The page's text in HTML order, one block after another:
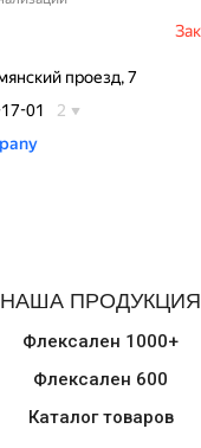
НАША ПРОДУКЦИЯ
Флексален 1000+
Флексален 600
Каталог товаров